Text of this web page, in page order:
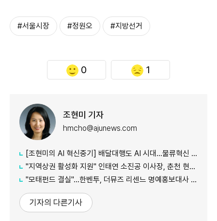
#서울시장 #정원오 #지방선거
0 1
조현미 기자
hmcho@ajunews.com
[조현미의 AI 혁신중기] 배달대행도 AI 시대…물류혁신 선도하는 부릉
"지역상권 활성화 지원" 인태연 소진공 이사장, 춘천 현장방문
"모태펀드 결실"…한벤투, 더뮤즈 리센느 명예홍보대사 임명
기자의 다른기사